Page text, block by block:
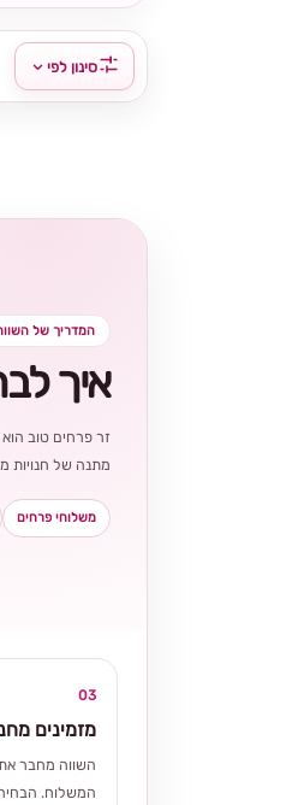
סינון לפי
המדריך של
איך
זר פרחים טוב
מתנה של חנויות
משלוחי פרחים
03
מזמינים
השווה מחבר את
המשלוח.